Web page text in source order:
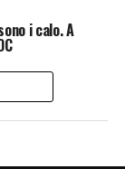
i calo. A